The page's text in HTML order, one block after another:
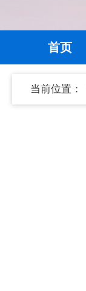
首页
当前位置：